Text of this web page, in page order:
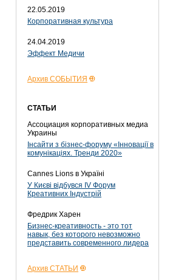
22.05.2019
Корпоративная культура
24.04.2019
Эффект Медичи
Архив СОБЫТИЯ
СТАТЬИ
Ассоциация корпоративных медиа
Украины
Інсайти з бізнес-форуму «Інновації в
комунікаціях. Тренди 2020»
Cannes Lions в Україні
У Києві відбувся IV Форум
Креативних Індустрій
Фредрик Харен
Бизнес-креативность - это тот
навык, без которого невозможно
представить современного лидера
Архив СТАТЬИ